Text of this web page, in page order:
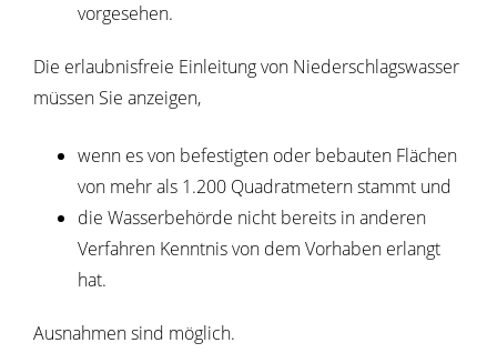
vorgesehen.
Die erlaubnisfreie Einleitung von Niederschlagswasser
müssen Sie anzeigen,
wenn es von befestigten oder bebauten Flächen
von mehr als 1.200 Quadratmetern stammt und
die Wasserbehörde nicht bereits in anderen
Verfahren Kenntnis von dem Vorhaben erlangt
hat.
Ausnahmen sind möglich.